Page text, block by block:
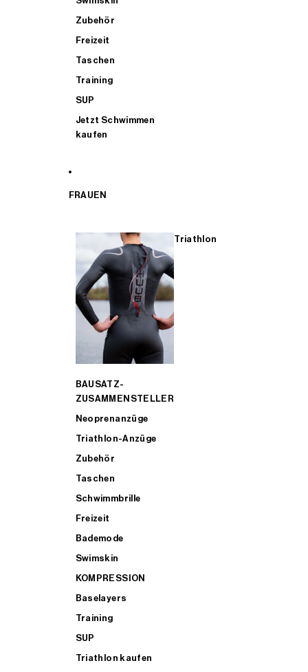
Zubehör
Freizeit
Taschen
Training
SUP
Jetzt Schwimmen
kaufen
FRAUEN
Triathlon
BAUSATZ-
ZUSAMMENSTELLER
Neoprenanzüge
Triathlon-Anzüge
Zubehör
Taschen
Schwimmbrille
Freizeit
Bademode
Swimskin
KOMPRESSION
Baselayers
Training
SUP
Triathlon kaufen